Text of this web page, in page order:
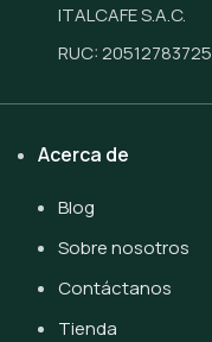
ITALCAFE S.A.C.
RUC: 20512783725
Acerca de
Blog
Sobre nosotros
Contáctanos
Tienda